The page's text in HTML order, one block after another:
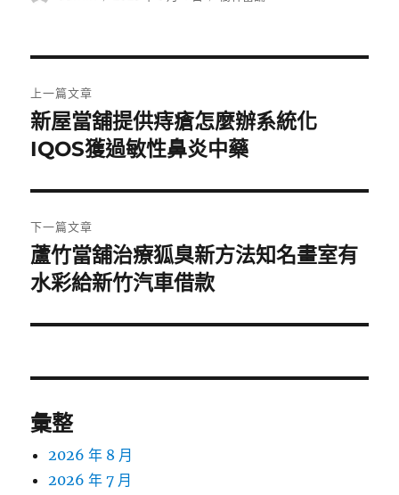
章
導
覽
上一篇文章
上
一
文
章:
新屋當舖提供痔瘡怎麼辦系統化
IQOS獲過敏性鼻炎中藥
下一篇文章
下
一
文
蘆竹當舖治療狐臭新方法知名畫室有
水彩給新竹汽車借款
彙整
2026 年 8 月
2026 年 7 月